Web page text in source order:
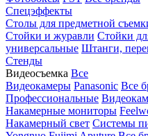
Спецэффекты
Столы для предметной
Стойки и журавли Стойки
универсальные Штанги,
Стенды
Видеосъемка Все
Видеокамеры Panasonic Все
Профессиональные
Накамерные мониторы
Накамерный свет Системы